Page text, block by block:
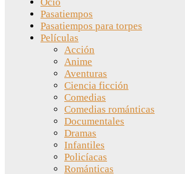
Pasatiempos
Pasatiempos para torpes
Películas
Acción
Anime
Aventuras
Ciencia ficción
Comedias
Comedias románticas
Documentales
Dramas
Infantiles
Policíacas
Románticas